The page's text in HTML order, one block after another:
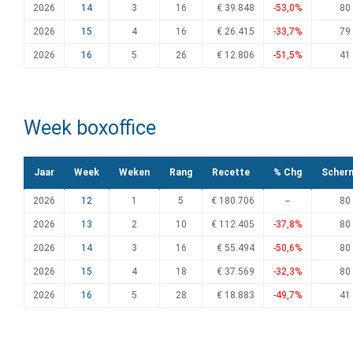
2026 14 3 16 € 39.848 -53,0% 80
2026 15 4 16 € 26.415 -33,7% 79
2026 16 5 26 € 12.806 -51,5% 41
Week boxoffice
Jaar Week Weken Rang Recette % Chg
2026 12 1 5 € 180.706 -- 80
2026 13 2 10 € 112.405 -37,8% 80
2026 14 3 16 € 55.494 -50,6% 80
2026 15 4 18 € 37.569 -32,3% 80
2026 16 5 28 € 18.883 -49,7% 41